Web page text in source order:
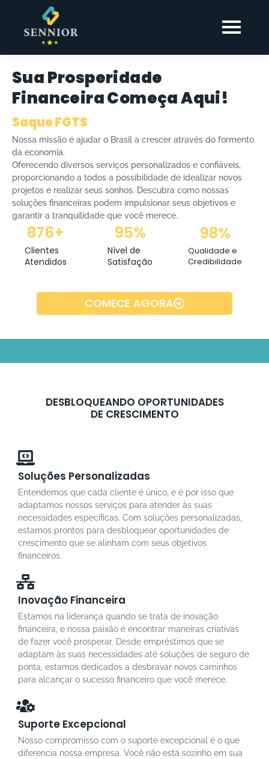
Sua Prosperidade
Financeira Começa Aqui!
Saque FGTS
Nossa missão é ajudar o Brasil a crescer através do formento
da economia.
Oferecendo diversos serviços personalizados e confiáveis,
proporcionando a todos a possibilidade de idealizar novos
projetos e realizar seus sonhos. Descubra como nossas
soluções financeiras podem impulsionar seus objetivos e
garantir a tranquilidade que você merece.
Clientes
Atendidos
876+
Nível de
Satisfação
95%
Qualidade e
Credibilidade
98%
COMECE AGORA
DESBLOQUEANDO OPORTUNIDADES
DE CRESCIMENTO
Soluções Personalizadas
Entendemos que cada cliente é único, e é por isso que
adaptamos nossos serviços para atender às suas
necessidades específicas. Com soluções personalizadas,
estamos prontos para desbloquear oportunidades de
crescimento que se alinham com seus objetivos
financeiros.
Inovação Financeira
Estamos na liderança quando se trata de inovação
financeira, e nossa paixão é encontrar maneiras criativas
de fazer você prosperar. Desde empréstimos que se
adaptam às suas necessidades até soluções de seguro de
ponta, estamos dedicados a desbravar novos caminhos
para alcançar o sucesso financeiro que você merece.
Suporte Excepcional
Nosso compromisso com o suporte excepcional é o que
diferencia nossa empresa. Você não está sozinho em sua